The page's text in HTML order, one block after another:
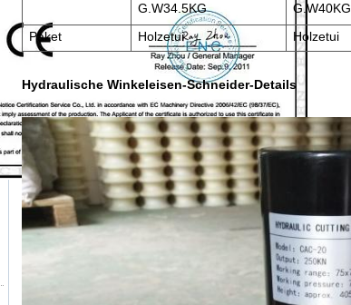
G.W34.5KG
G.W40KG
Paket
Holzetui Holzetui
Hydraulische Winkeleisen-Schneider-Details